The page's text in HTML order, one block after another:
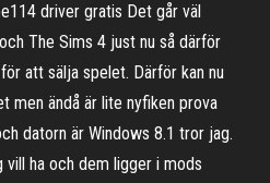
driver gratis Det går väl
The Sims 4 just nu så därför
att sälja spelet. Därför kan nu
men ändå är lite nyfiken prova
datorn är Windows 8.1 tror jag.
ha och dem ligger i mods